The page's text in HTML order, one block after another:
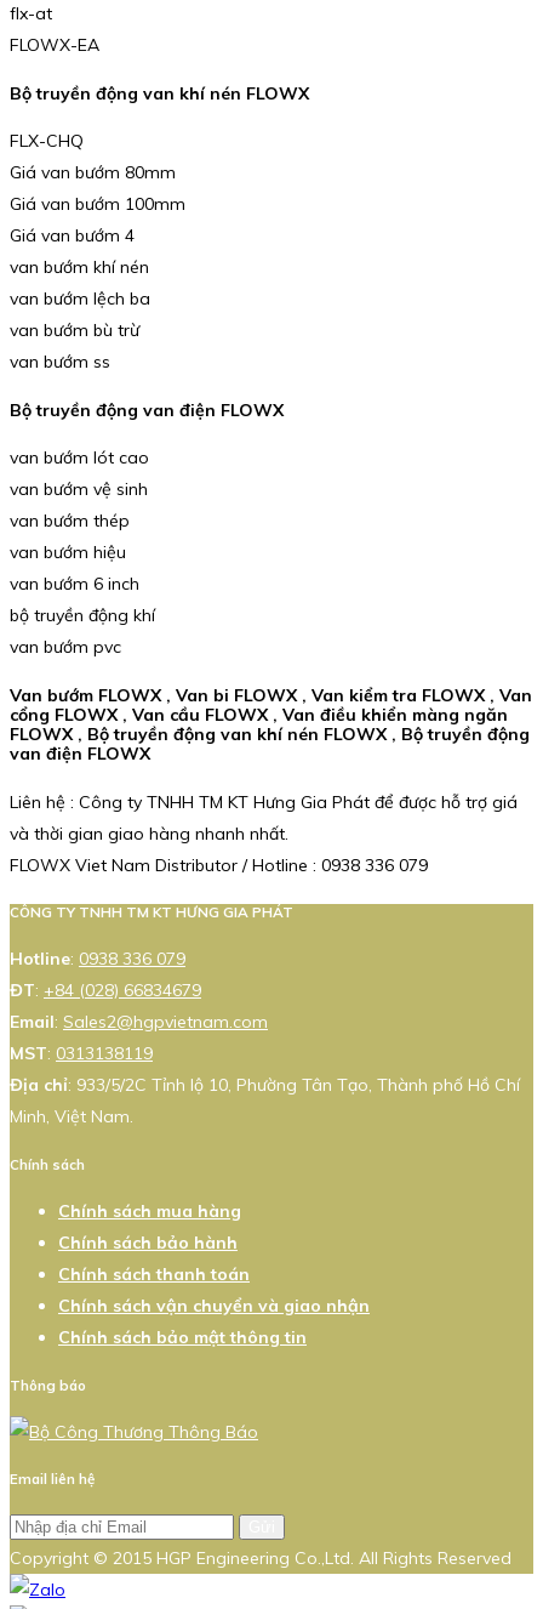
flx-at
FLOWX-EA
Bộ truyền động van khí nén FLOWX
FLX-CHQ
Giá van bướm 80mm
Giá van bướm 100mm
Giá van bướm 4
van bướm khí nén
van bướm lệch ba
van bướm bù trừ
van bướm ss
Bộ truyền động van điện FLOWX
van bướm lót cao
van bướm vệ sinh
van bướm thép
van bướm hiệu
van bướm 6 inch
bộ truyền động khí
van bướm pvc
Van bướm FLOWX , Van bi FLOWX , Van kiểm tra FLOWX , Van
cổng FLOWX , Van cầu FLOWX , Van điều khiển màng ngăn
FLOWX , Bộ truyền động van khí nén FLOWX , Bộ truyền động
van điện FLOWX
Liên hệ : Công ty TNHH TM KT Hưng Gia Phát để được hỗ trợ giá
và thời gian giao hàng nhanh nhất.
FLOWX Viet Nam Distributor / Hotline : 0938 336 079
CÔNG TY TNHH TM KT HƯNG GIA PHÁT
Hotline: 0938 336 079
ĐT: +84 (028) 66834679
Email: Sales2@hgpvietnam.com
MST: 0313138119
Địa chỉ: 933/5/2C Tỉnh lộ 10, Phường Tân Tạo, Thành phố Hồ Chí
Minh, Việt Nam.
Chính sách
Chính sách mua hàng
Chính sách bảo hành
Chính sách thanh toán
Chính sách vận chuyển và giao nhận
Chính sách bảo mật thông tin
Thông báo
Email liên hệ
Copyright © 2015 HGP Engineering Co.,Ltd. All Rights Reserved